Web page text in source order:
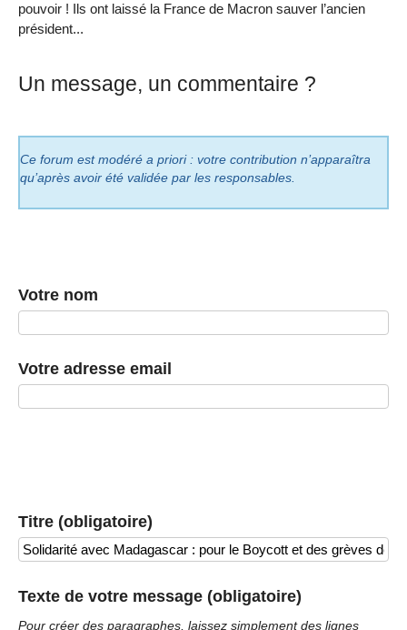
pouvoir ! Ils ont laissé la France de Macron sauver l’ancien
président...
Un message, un commentaire ?
Ce forum est modéré a priori : votre contribution n’apparaîtra
qu’après avoir été validée par les responsables.
Votre nom
Votre adresse email
Titre (obligatoire)
Texte de votre message (obligatoire)
Pour créer des paragraphes, laissez simplement des lignes